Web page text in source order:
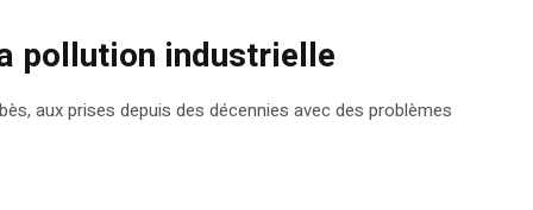
pollution industrielle
aux prises depuis des décennies avec des problèmes